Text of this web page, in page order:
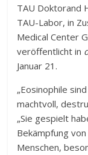
TAU Doktorand
TAU-Labor, in
Medical Center
veröffentlicht in
Januar 21.
„Eosinophile
machtvoll,
„Sie gespielt
Bekämpfung
Menschen,